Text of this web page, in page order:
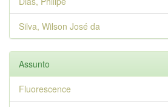
Silva, Wilson José da
Assunto
Fluorescence